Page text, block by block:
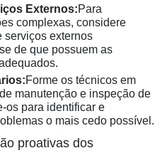
Externos:Para
complexas, considere
serviços externos
de que possuem as
Forme os técnicos em
manutenção e inspeção de
os para identificar e
o mais cedo possível.
proativas dos